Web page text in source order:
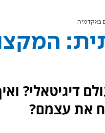
באקדמיה
דיגיטאלי?
את עצמם?